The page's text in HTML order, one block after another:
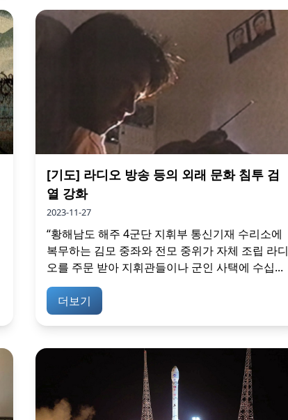
[기도] 라디오 방송 등의 외래 문화 침투 검
열 강화
2023-11-27
“황해남도 해주 4군단 지휘부 통신기재 수리소에
복무하는 김모 중좌와 전모 중위가 자체 조립 라디
오를 주문 받아 지휘관들이나 군인 사택에 수십...
더보기